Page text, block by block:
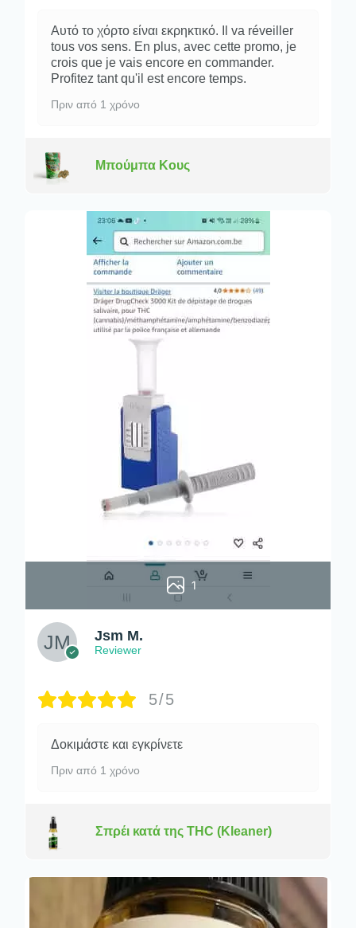
Αυτό το χόρτο είναι εκρηκτικό. Il va réveiller
tous vos sens. En plus, avec cette promo, je
crois que je vais encore en commander.
Profitez tant qu'il est encore temps.
Πριν από 1 χρόνο
Μπούμπα Κους
1
Jsm M.
Reviewer
5/5
Δοκιμάστε και εγκρίνετε
Πριν από 1 χρόνο
Σπρέι κατά της THC (Kleaner)